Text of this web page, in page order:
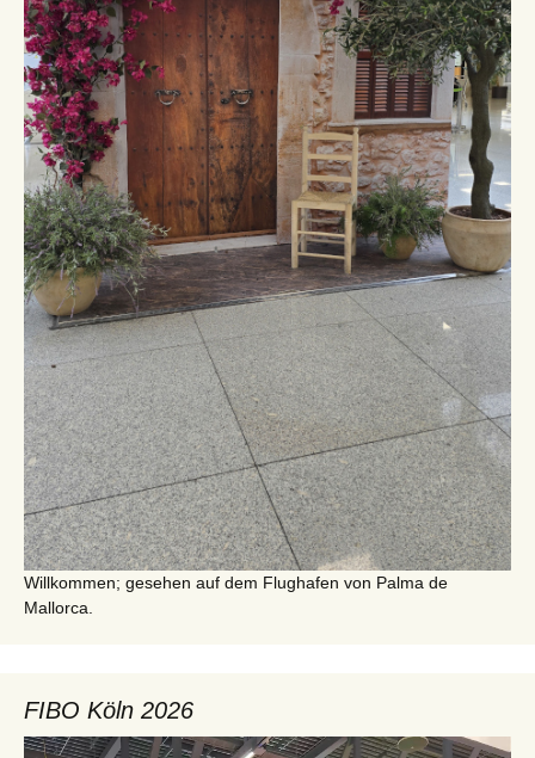
Willkommen; gesehen auf dem Flughafen von Palma de
Mallorca.
FIBO Köln 2026
Video-